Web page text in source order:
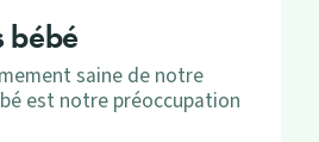
bébé
saine de notre
est notre préoccupation